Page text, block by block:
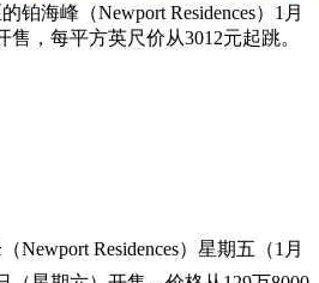
铂海峰（Newport Residences）1月
售，每平方英尺价从3012元起跳。
Newport Residences）星期五（1月